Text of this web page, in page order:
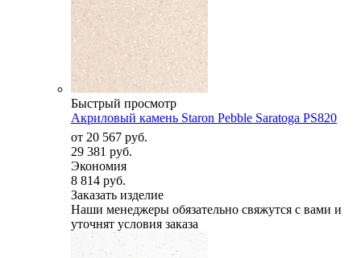
Быстрый просмотр
Акриловый камень Staron Pebble Saratoga PS820
от 20 567 руб.
29 381 руб.
Экономия
8 814 руб.
Заказать изделие
Наши менеджеры обязательно свяжутся с вами и
уточнят условия заказа